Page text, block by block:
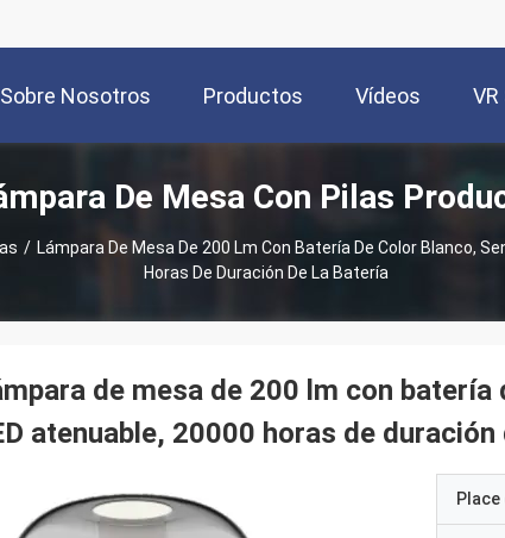
Sobre Nosotros Productos Vídeos
De Mesa Con Pilas
/ Lámpara De Mesa De 200 Lm Con Batería De Color Blanco,
Horas De Duración De La Batería
de mesa de 200 lm con
atenuable, 20000 horas de
Place